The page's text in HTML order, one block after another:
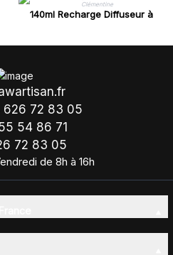
140ml Recharge Diffuseur à
626 72 83 05
54 86 71
72 83 05
de 8h à 16h